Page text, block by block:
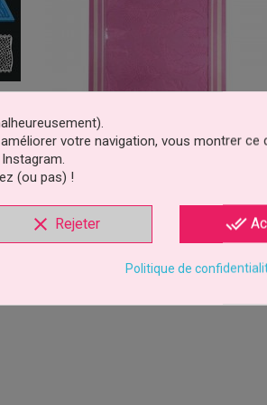
Tapis Dentelle Plumes Cake Lace
Ajouter au panier
votre navigation, vous montrer ce
(ou pas) !
clear Rejeter done_all
Politique de